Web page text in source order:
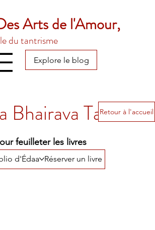
Arts de l'Amour,
du tantrisme
Explore le blog
Bhairava Tantra
feuilleter les livres
d'Édaa Réserver un livre
Retour à l'accueil